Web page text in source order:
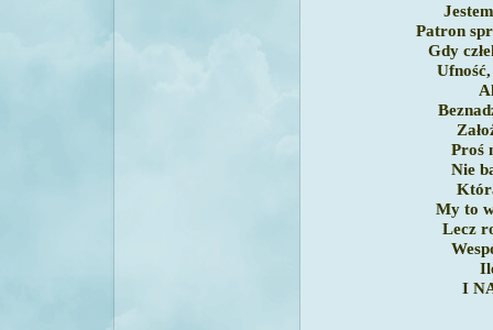
Patron
Gdy
Proś
Nie
My to
Lecz
I